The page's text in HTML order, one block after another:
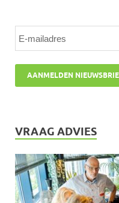
VRAAG ADVIES